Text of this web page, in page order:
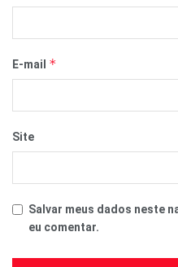
E-mail *
Site
Salvar meus dados neste
eu comentar.